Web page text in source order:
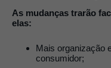
As mudanças trarão
elas:
Mais organização
consumidor;